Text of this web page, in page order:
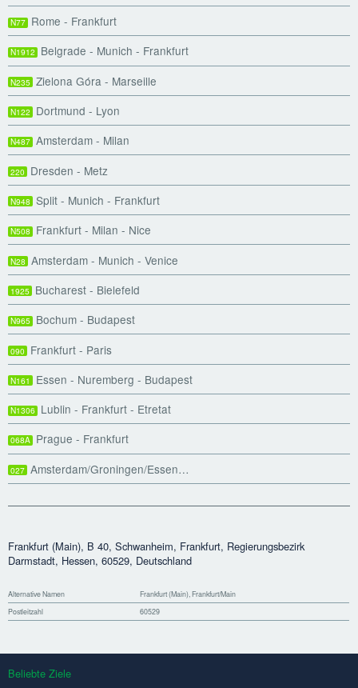
N77 Rome - Frankfurt
N1912 Belgrade - Munich - Frankfurt
N235 Zielona Góra - Marseille
N122 Dortmund - Lyon
N487 Amsterdam - Milan
220 Dresden - Metz
N948 Split - Munich - Frankfurt
N508 Frankfurt - Milan - Nice
N28 Amsterdam - Munich - Venice
1925 Bucharest - Bielefeld
N965 Bochum - Budapest
090 Frankfurt - Paris
N161 Essen - Nuremberg - Budapest
N1306 Lublin - Frankfurt - Etretat
068A Prague - Frankfurt
027 Amsterdam/Groningen/Essen…
Frankfurt (Main), B 40, Schwanheim, Frankfurt, Regierungsbezirk
Darmstadt, Hessen, 60529, Deutschland
Alternative Namen
Frankfurt (Main), Frankfurt/Main
Postleitzahl
60529
Beliebte Ziele